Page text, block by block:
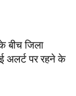
बीच जिला
अलर्ट पर रहने के